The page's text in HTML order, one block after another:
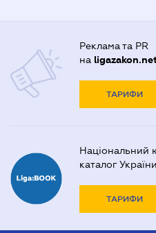
Реклама та PR
на
ТАРИФИ
Національний
каталог України
ТАРИФИ